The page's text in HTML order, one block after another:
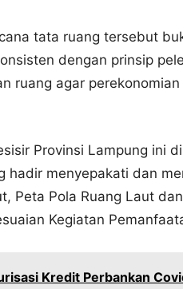
tata ruang tersebut
dengan prinsip
ruang agar
Provinsi Lampung ini
hadir menyepakati dan
Peta Pola Ruang Laut
Kegiatan
Kredit Perbankan